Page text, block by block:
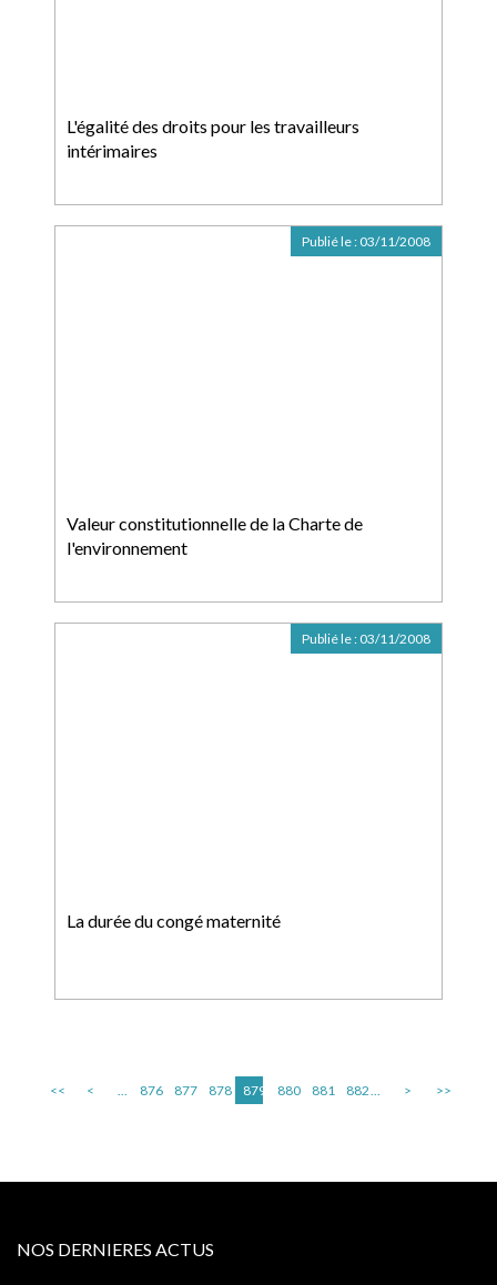
L'égalité des droits pour les travailleurs
intérimaires
Valeur constitutionnelle de la Charte de
l'environnement
Publié le : 03/11/2008
La durée du congé maternité
Publié le : 03/11/2008
<< < ... 876 877 878 879 880 881 882... > >>
NOS DERNIERES ACTUS